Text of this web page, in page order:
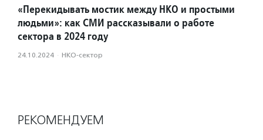
«Перекидывать мостик между НКО и простыми
людьми»: как СМИ рассказывали о работе
сектора в 2024 году
24.10.2024 · НКО-сектор
РЕКОМЕНДУЕМ